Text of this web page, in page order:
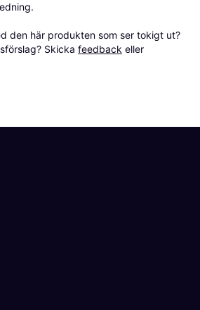
den här produkten som ser tokigt ut?
Skicka feedback eller